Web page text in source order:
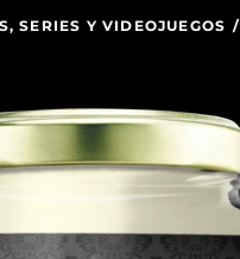
SERIES Y VIDEOJUEGOS /